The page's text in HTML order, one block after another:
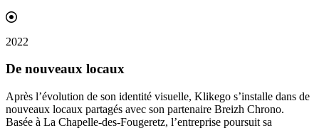
2022
De nouveaux locaux
Après l’évolution de son identité visuelle, Klikego s’installe dans de
nouveaux locaux partagés avec son partenaire Breizh Chrono.
Basée à La Chapelle-des-Fougeretz, l’entreprise poursuit sa